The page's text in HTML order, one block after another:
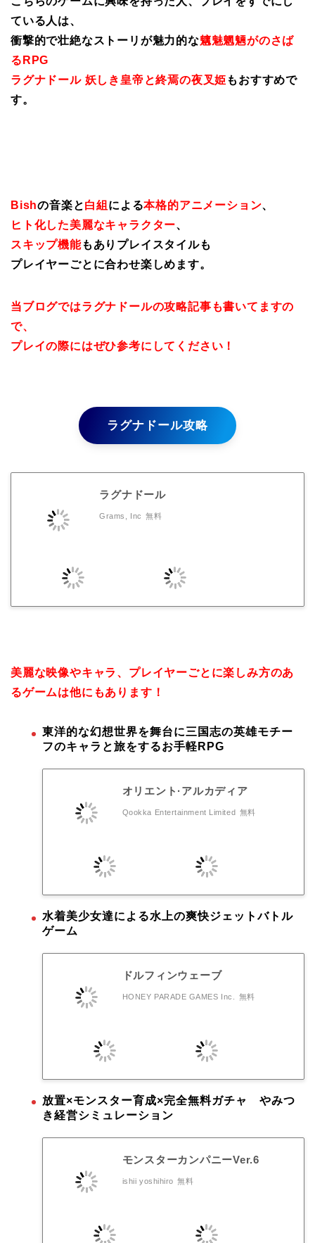
ている人は、
衝撃的で壮絶なストーリが魅力的な魑魅魍魎がのさば
るRPG
ラグナドール 妖しき皇帝と終焉の夜叉姫 もおすすめで
す。
Bishの音楽と白組 による本格的アニメーション、
ヒト化した美麗なキャラクター、
スキップ機能もありプレイスタイルも
プレイヤーごとに合わせ楽しめます。
当ブログではラグナドールの攻略記事も書いてますの
で、
プレイの際にはぜひ参考にしてください！
ラグナドール攻略
ラグナドール
Grams, Inc 無料
美麗な映像やキャラ、プレイヤーごとに楽しみ方のあ
るゲームは他にもあります！
東洋的な幻想世界を舞台に三国志の英雄モチー
フのキャラと旅をするお手軽RPG
オリエント·アルカディア
Qookka Entertainment Limited 無料
水着美少女達による水上の爽快ジェットバトル
ゲーム
ドルフィンウェーブ
HONEY PARADE GAMES Inc. 無料
放置×モンスター育成×完全無料ガチャ やみつ
き経営シミュレーション
モンスターカンパニーVer.6
ishii yoshihiro 無料